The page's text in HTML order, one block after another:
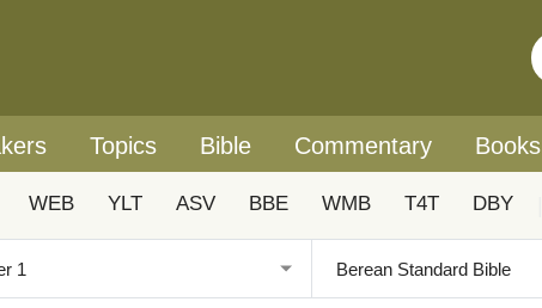
Topics Bible Commentary Books
WEB YLT ASV BBE WMB T4T DBY